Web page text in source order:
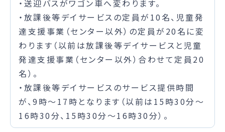
・送迎バスがワゴン車へ変わります。
・放課後等デイサービスの定員が10名、児童発
達支援事業（センター以外）の定員が20名に変
わります（以前は放課後等デイサービスと児童
発達支援事業（センター以外）合わせて定員20
名）。
・放課後等デイサービスのサービス提供時間
が、9時～17時となります（以前は15時30分～
16時30分、15時30分～16時30分）。